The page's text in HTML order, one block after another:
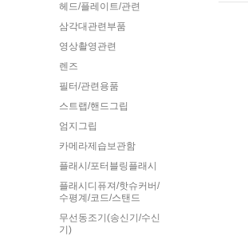
헤드/플레이트/관련
삼각대관련부품
영상촬영관련
렌즈
필터/관련용품
스트랩/핸드그립
엄지그립
카메라제습보관함
플래시/포터블링플래시
플래시디퓨져/핫슈커버/
수평계/코드/스탠드
무선동조기(송신기/수신
기)